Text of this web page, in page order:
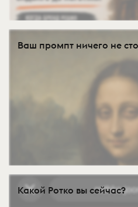
Ваш промпт ничего не
Какой Ротко вы сейчас?